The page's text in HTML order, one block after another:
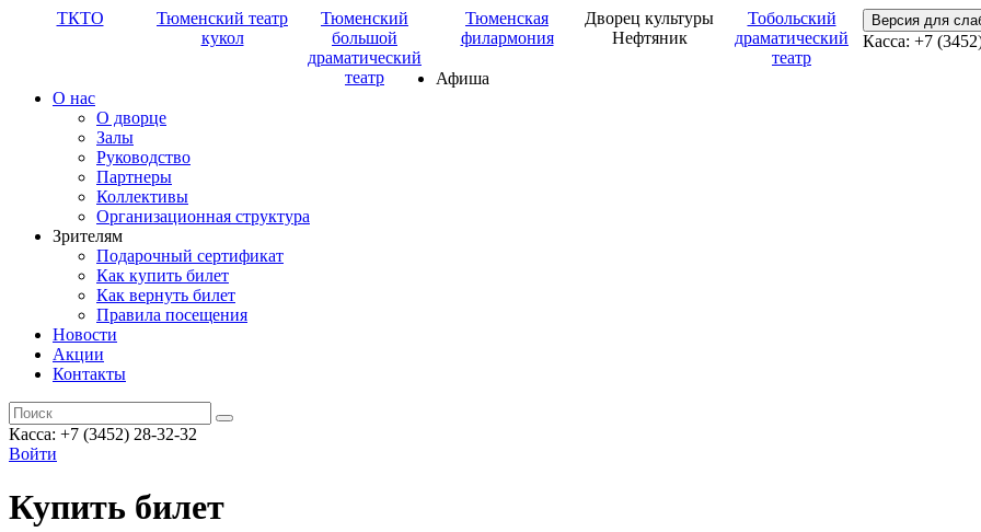
ТКТО
Тюменский театр
кукол
Тюменский
большой
драматический
театр
Тюменская
филармония
Дворец культуры
Нефтяник
Тобольский
драматический
театр
Версия для
Касса: +7
Афиша
О нас
О дворце
Залы
Руководство
Партнеры
Коллективы
Организационная структура
Зрителям
Подарочный сертификат
Как купить билет
Как вернуть билет
Правила посещения
Новости
Акции
Контакты
Касса: +7 (3452) 28-32-32
Войти
Купить билет